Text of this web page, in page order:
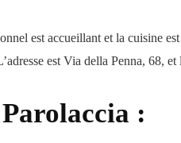
est accueillant et la cuisine
est Via della Penna, 68,
: